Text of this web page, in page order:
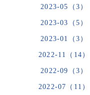
2023-05（3）
2023-03（5）
2023-01（3）
2022-11（14）
2022-09（3）
2022-07（11）